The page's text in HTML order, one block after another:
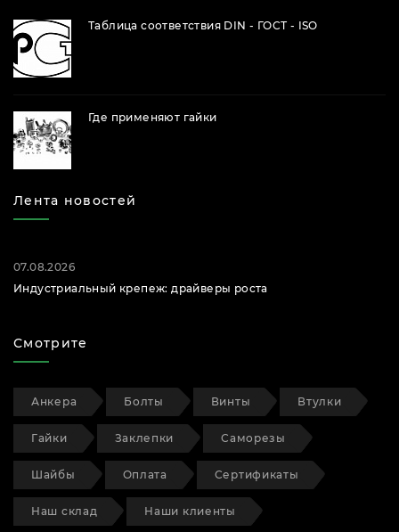
Таблица соответствия DIN - ГОСТ - ISO
Где применяют гайки
Лента новостей
07.08.2026
Индустриальный крепеж: драйверы роста
Смотрите
Анкера Болты Винты Втулки
Гайки Заклепки Саморезы
Шайбы Оплата Сертификаты
Наш склад Наши клиенты